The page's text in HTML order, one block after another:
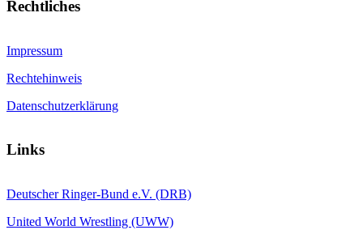
Rechtliches
Impressum
Rechtehinweis
Datenschutzerklärung
Links
Deutscher Ringer-Bund e.V. (DRB)
United World Wrestling (UWW)